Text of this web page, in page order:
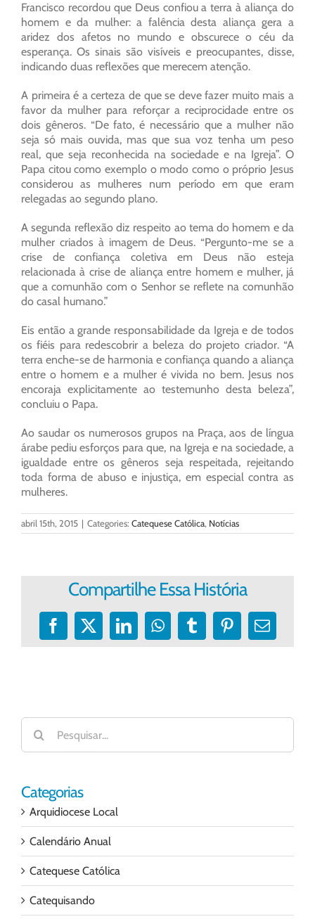
Francisco recordou que Deus confiou a terra à aliança do
homem e da mulher: a falência desta aliança gera a
aridez dos afetos no mundo e obscurece o céu da
esperança. Os sinais são visíveis e preocupantes, disse,
indicando duas reflexões que merecem atenção.
A primeira é a certeza de que se deve fazer muito mais a
favor da mulher para reforçar a reciprocidade entre os
dois gêneros. “De fato, é necessário que a mulher não
seja só mais ouvida, mas que sua voz tenha um peso
real, que seja reconhecida na sociedade e na Igreja”. O
Papa citou como exemplo o modo como o próprio Jesus
considerou as mulheres num período em que eram
relegadas ao segundo plano.
A segunda reflexão diz respeito ao tema do homem e da
mulher criados à imagem de Deus. “Pergunto-me se a
crise de confiança coletiva em Deus não esteja
relacionada à crise de aliança entre homem e mulher, já
que a comunhão com o Senhor se reflete na comunhão
do casal humano.”
Eis então a grande responsabilidade da Igreja e de todos
os fiéis para redescobrir a beleza do projeto criador. “A
terra enche-se de harmonia e confiança quando a aliança
entre o homem e a mulher é vivida no bem. Jesus nos
encoraja explicitamente ao testemunho desta beleza”,
concluiu o Papa.
Ao saudar os numerosos grupos na Praça, aos de língua
árabe pediu esforços para que, na Igreja e na sociedade, a
igualdade entre os gêneros seja respeitada, rejeitando
toda forma de abuso e injustiça, em especial contra as
mulheres.
abril 15th, 2015 | Categories: Catequese Católica, Notícias
Compartilhe Essa História
Facebook
X LinkedInWhatsApp
TumblrPinterest
E-
Buscar
resultados
para:
Categorias
Arquidiocese Local
Calendário Anual
Catequese Católica
Catequisando